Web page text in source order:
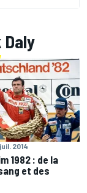
2014
1982 : de la
et des